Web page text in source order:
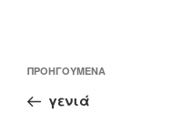
άρθρων
Προηγούμενο
άρθρο
ΠΡΟΗΓΟΎΜΕΝΑ
γενιά